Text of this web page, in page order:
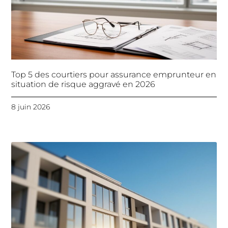
Top 5 des courtiers pour assurance emprunteur en
situation de risque aggravé en 2026
8 juin 2026